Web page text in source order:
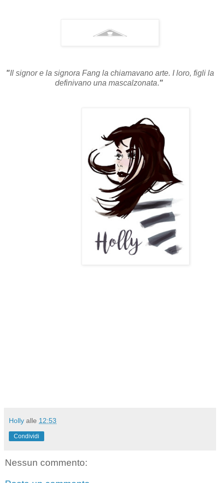
"Il signor e la signora Fang la chiamavano arte. I loro, figli la
definivano una mascalzonata."
Holly alle 12:53
Condividi
Nessun commento: